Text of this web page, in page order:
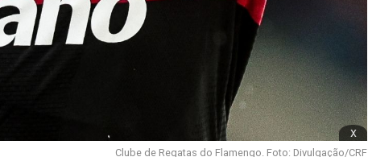
x
Clube de Regatas do Flamengo. Foto: Divulgação/CRF